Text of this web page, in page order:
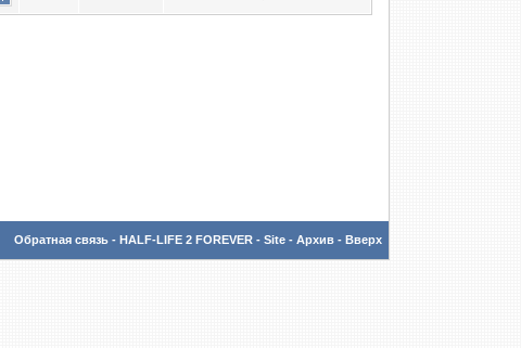
Обратная связь - HALF-LIFE 2 FOREVER - Site - Архив - Вверх